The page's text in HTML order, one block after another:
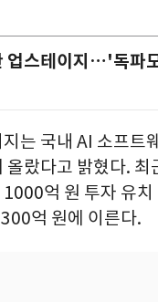
업스테이지…'독파
는 국내 AI 소프트
올랐다고 밝혔다. 최
억 원 투자 유치
억 원에 이른다.